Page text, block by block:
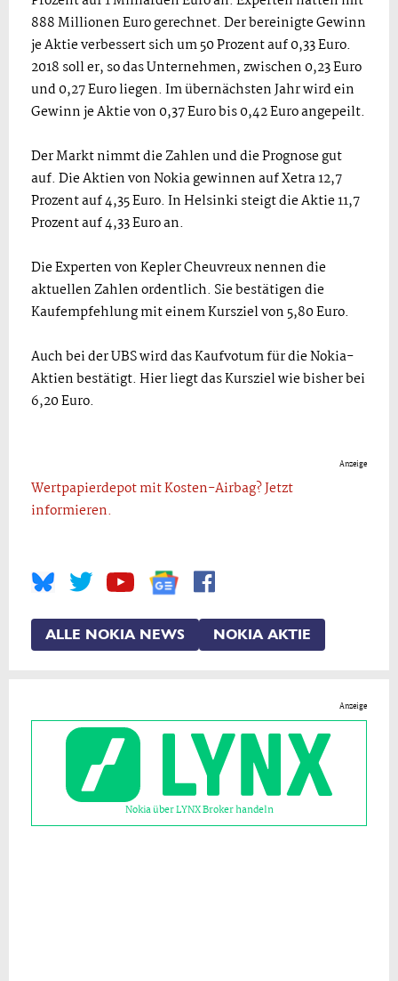
888 Millionen Euro gerechnet. Der bereinigte Gewinn
je Aktie verbessert sich um 50 Prozent auf 0,33 Euro.
2018 soll er, so das Unternehmen, zwischen 0,23 Euro
und 0,27 Euro liegen. Im übernächsten Jahr wird ein
Gewinn je Aktie von 0,37 Euro bis 0,42 Euro angepeilt.
Der Markt nimmt die Zahlen und die Prognose gut
auf. Die Aktien von Nokia gewinnen auf Xetra 12,7
Prozent auf 4,35 Euro. In Helsinki steigt die Aktie 11,7
Prozent auf 4,33 Euro an.
Die Experten von Kepler Cheuvreux nennen die
aktuellen Zahlen ordentlich. Sie bestätigen die
Kaufempfehlung mit einem Kursziel von 5,80 Euro.
Auch bei der UBS wird das Kaufvotum für die Nokia-
Aktien bestätigt. Hier liegt das Kursziel wie bisher bei
6,20 Euro.
Anzeige
Wertpapierdepot mit Kosten-Airbag? Jetzt
informieren.
ALLE NOKIA NEWS NOKIA AKTIE
Anzeige
Nokia über LYNX Broker handeln